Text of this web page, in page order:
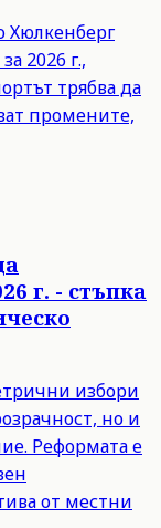
Хюлкенберг
2026 г.,
трябва да
промените,
г. - стъпка
избори
но и
Реформата е
от местни